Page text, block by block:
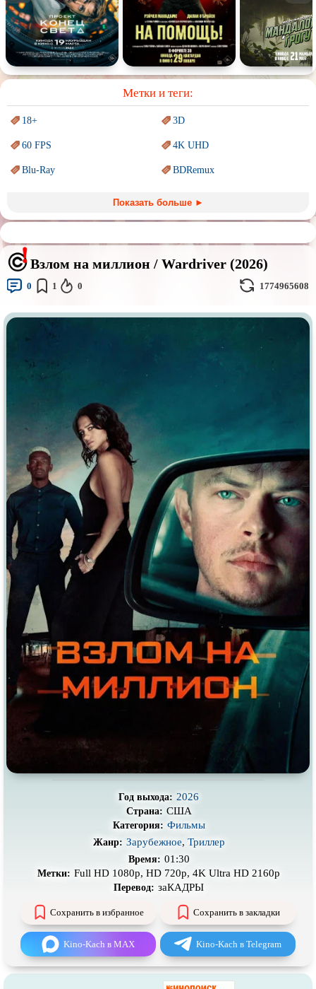
Спектакль Сказка Немое кино Для взрослых
Метки и теги:
18+ 3D
60 FPS 4K UHD
Blu-Ray BDRemux
Sci-Fi (Научнаяфантастика) Trash (трэш) movies
Авангард иСюрреализм Ангелы и Демоны
Аниме Антиутопия
Врачи
Индийское кино Киберпанк
Коллекция Комикс
Маги и Волшебники
Параллельные миры
Перевод Кубик в Кубе Кураж-Бамбей
Пеплум Подростковаяжестокость
Постапокалипсис Призраки
Про акул Про апокалипсис
Про богов Про богатых
Про вампиров Про ведьм
Про викингов Про выживание
Про гангстеров Про гонки
Про деревню Про динозавров
Про драконов
Про зомби Про инопланетян
Про корабли и подводные
лодки
Про любовь
серийных
Про мафию
Про оборотней
Про подростков
во времени Про роботов
Про самолёты
Про собак Про снайперов
Про супергероев Про танки
Про танцы Про тюрьму
Про футбол Про хакеров
Про шпионов
Показать больше ►
Взлом на миллион / Wardriver (2026)
0 1 0 1774965608
Год выхода: 2026
Страна: США
Категория: Фильмы
Жанр: Зарубежное, Триллер
Время: 01:30
Метки: Full HD 1080p, HD 720p, 4K Ultra HD 2160p
Перевод: заКАДРЫ
Сохранить в избранное Сохранить в закладки
Kino-Kach в MAX Kino-Kach в Telegram